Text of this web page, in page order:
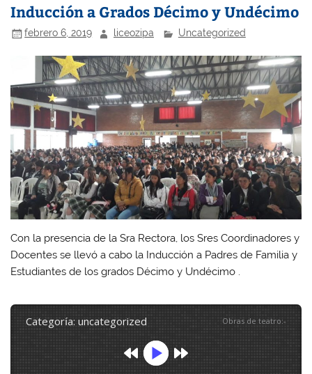
Inducción a Grados Décimo y Undécimo
febrero 6, 2019 liceozipa Uncategorized
Con la presencia de la Sra Rectora, los Sres Coordinadores y
Docentes se llevó a cabo la Inducción a Padres de Familia y
Estudiantes de los grados Décimo y Undécimo .
categoría: uncategorized Obras de teatro:-